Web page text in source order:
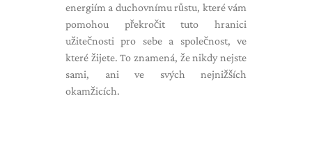
energiím a duchovnímu růstu, které vám
pomohou překročit tuto hranici
užitečnosti pro sebe a společnost, ve
které žijete. To znamená, že nikdy nejste
sami, ani ve svých nejnižších
okamžicích.